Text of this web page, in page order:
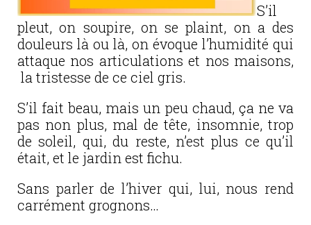
S’il
pleut, on soupire, on se plaint, on a des
douleurs là ou là, on évoque l’humidité qui
attaque nos articulations et nos maisons,
la tristesse de ce ciel gris.
S’il fait beau, mais un peu chaud, ça ne va
pas non plus, mal de tête, insomnie, trop
de soleil, qui, du reste, n’est plus ce qu’il
était, et le jardin est fichu.
Sans parler de l’hiver qui, lui, nous rend
carrément grognons…